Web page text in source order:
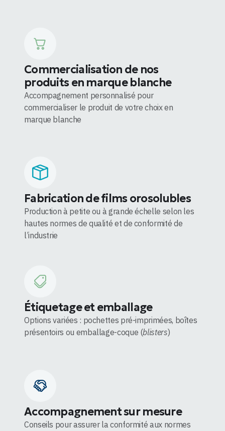
Commercialisation de nos
produits en marque blanche
Accompagnement personnalisé pour
commercialiser le produit de votre choix en
marque blanche
Fabrication de films orosolubles
Production à petite ou à grande échelle selon les
hautes normes de qualité et de conformité de
l’industrie
Étiquetage et emballage
Options variées : pochettes pré-imprimées, boîtes
présentoirs ou emballage-coque (blisters)
Accompagnement sur mesure
Conseils pour assurer la conformité aux normes